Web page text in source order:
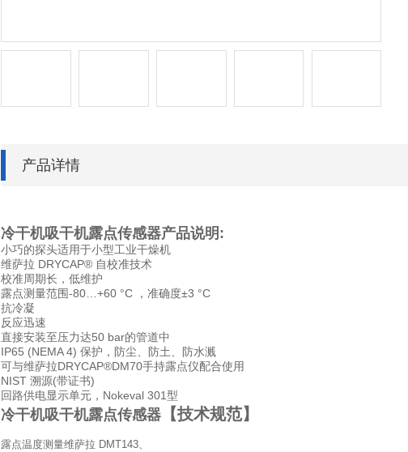
产品详情
冷干机吸干机露点传感器​产品说明:
小巧的探头适用于小型工业干燥机
维萨拉 DRYCAP® 自校准技术
校准周期长，低维护
露点测量范围-80…+60 °C ，准确度±3 °C
抗冷凝
反应迅速
直接安装至压力达50 bar的管道中
IP65 (NEMA 4) 保护，防尘、防土、防水溅
可与维萨拉DRYCAP®DM70手持露点仪配合使用
NIST 溯源(带证书)
回路供电显示单元，Nokeval 301型
冷干机吸干机露点传感器 【技术规范】
露点温度测量维萨拉 DMT143、